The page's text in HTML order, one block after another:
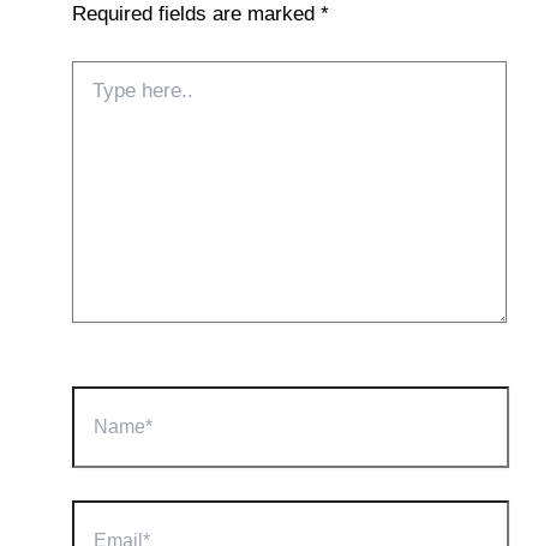
Required fields are marked *
here..